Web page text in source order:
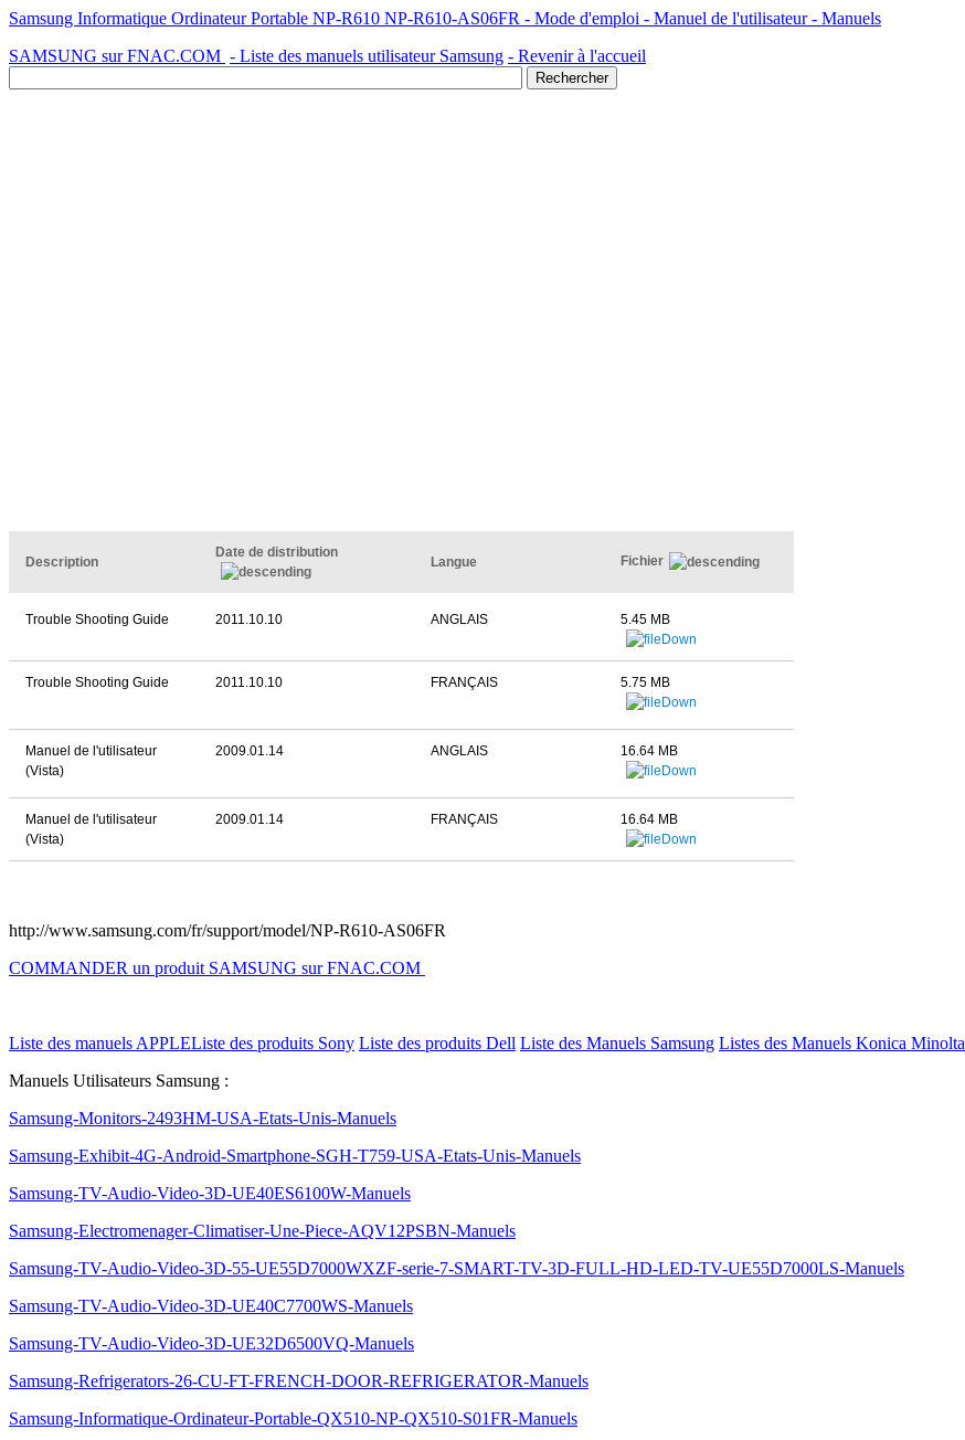
Samsung Informatique Ordinateur Portable NP-R610 NP-R610-AS06FR - Mode d'emploi - Manuel de l'utilisateur - Manuels
SAMSUNG sur FNAC.COM - Liste des manuels utilisateur Samsung - Revenir à l'accueil
Description
Date de distribution
Langue Fichier
Trouble Shooting Guide 2011.10.10 ANGLAIS 5.45 MB
Trouble Shooting Guide 2011.10.10 FRANÇAIS 5.75 MB
Manuel de l'utilisateur
(Vista)
2009.01.14 ANGLAIS 16.64 MB
Manuel de l'utilisateur
(Vista)
2009.01.14 FRANÇAIS 16.64 MB
http://www.samsung.com/fr/support/model/NP-R610-AS06FR
COMMANDER un produit SAMSUNG sur FNAC.COM
Liste des manuels APPLEListe des produits Sony Liste des produits Dell Liste des Manuels Samsung Listes des Manuels Konica Minolta
Manuels Utilisateurs Samsung :
Samsung-Monitors-2493HM-USA-Etats-Unis-Manuels
Samsung-Exhibit-4G-Android-Smartphone-SGH-T759-USA-Etats-Unis-Manuels
Samsung-TV-Audio-Video-3D-UE40ES6100W-Manuels
Samsung-Electromenager-Climatiser-Une-Piece-AQV12PSBN-Manuels
Samsung-TV-Audio-Video-3D-55-UE55D7000WXZF-serie-7-SMART-TV-3D-FULL-HD-LED-TV-UE55D7000LS-Manuels
Samsung-TV-Audio-Video-3D-UE40C7700WS-Manuels
Samsung-TV-Audio-Video-3D-UE32D6500VQ-Manuels
Samsung-Refrigerators-26-CU-FT-FRENCH-DOOR-REFRIGERATOR-Manuels
Samsung-Informatique-Ordinateur-Portable-QX510-NP-QX510-S01FR-Manuels